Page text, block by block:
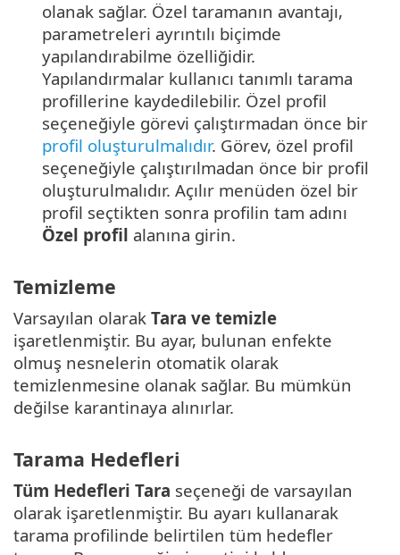
olanak sağlar. Özel taramanın avantajı,
parametreleri ayrıntılı biçimde
yapılandırabilme özelliğidir.
Yapılandırmalar kullanıcı tanımlı tarama
profillerine kaydedilebilir. Özel profil
seçeneğiyle görevi çalıştırmadan önce bir
profil oluşturulmalıdır. Görev, özel profil
seçeneğiyle çalıştırılmadan önce bir profil
oluşturulmalıdır. Açılır menüden özel bir
profil seçtikten sonra profilin tam adını
Özel profil alanına girin.
Temizleme
Varsayılan olarak Tara ve temizle
işaretlenmiştir. Bu ayar, bulunan enfekte
olmuş nesnelerin otomatik olarak
temizlenmesine olanak sağlar. Bu mümkün
değilse karantinaya alınırlar.
Tarama Hedefleri
Tüm Hedefleri Tara seçeneği de varsayılan
olarak işaretlenmiştir. Bu ayarı kullanarak
tarama profilinde belirtilen tüm hedefler